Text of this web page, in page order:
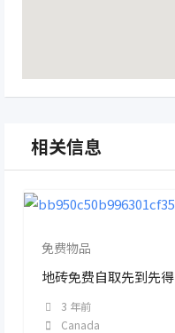
相关信息
免费物品
地砖免费自取先到先得
3 年前
Canada